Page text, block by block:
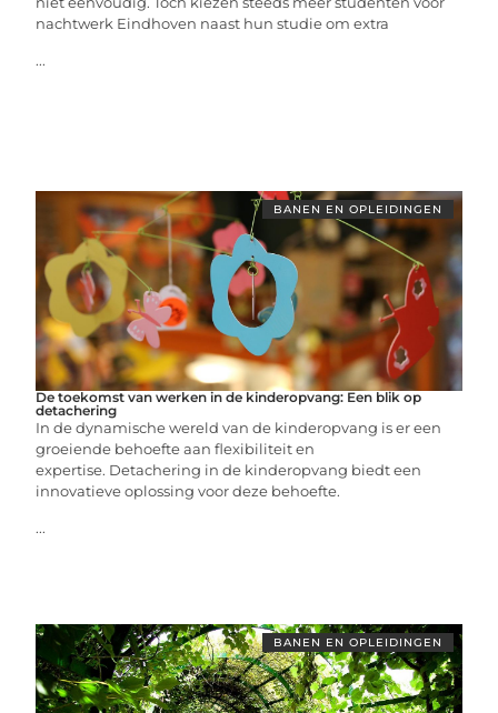
nachtwerk Eindhoven naast hun studie om extra
...
BANEN EN OPLEIDINGEN
De toekomst van werken in de kinderopvang: Een blik op
detachering
In de dynamische wereld van de kinderopvang is er een
groeiende behoefte aan flexibiliteit en
expertise. Detachering in de kinderopvang biedt een
innovatieve oplossing voor deze behoefte.
...
BANEN EN OPLEIDINGEN